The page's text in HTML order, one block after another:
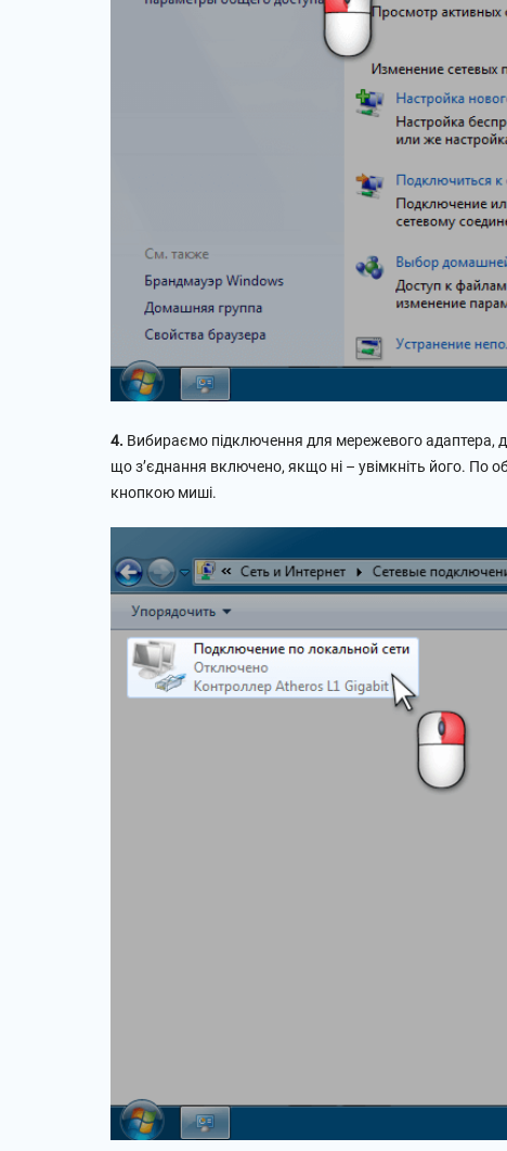
4. Вибираємо підключення для мережевого адаптера,
що з’єднання включено, якщо ні – увімкніть його.
кнопкою миші.